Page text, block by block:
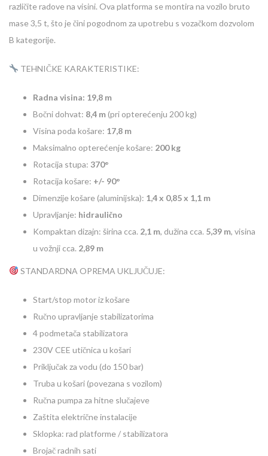
različite radove na visini. Ova platforma se montira na vozilo bruto
mase 3,5 t, što je čini pogodnom za upotrebu s vozačkom dozvolom
B kategorije.
TEHNIČKE KARAKTERISTIKE:
Radna visina: 19,8 m
Bočni dohvat: 8,4 m(pri opterećenju 200 kg)
Visina poda košare: 17,8 m
Maksimalno opterećenje košare: 200 kg
Rotacija stupa: 370°
Rotacija košare: +/- 90°
Dimenzije košare (aluminijska): 1,4 x 0,85 x 1,1 m
Upravljanje: hidraulično
Kompaktan dizajn: širina cca. 2,1 m, dužina cca. 5,39 m, visina
u vožnji cca. 2,89 m
STANDARDNA OPREMA UKLJUČUJE:
Start/stop motor iz košare
Ručno upravljanje stabilizatorima
4 podmetača stabilizatora
230V CEE utičnica u košari
Priključak za vodu (do 150 bar)
Truba u košari (povezana s vozilom)
Ručna pumpa za hitne slučajeve
Zaštita električne instalacije
Sklopka: rad platforme / stabilizatora
Brojač radnih sati